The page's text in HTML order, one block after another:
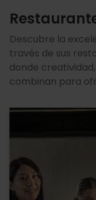
Descubre la
través de sus
donde
combinan para